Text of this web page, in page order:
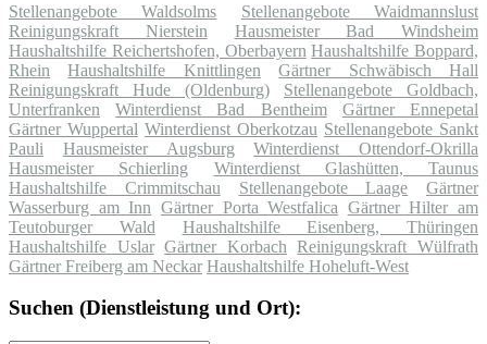
Stellenangebote Waldsolms
Stellenangebote Waidmannslust
Reinigungskraft Nierstein
Hausmeister Bad Windsheim
Haushaltshilfe Reichertshofen, Oberbayern Haushaltshilfe Boppard,
Rhein
Haushaltshilfe Knittlingen
Gärtner Schwäbisch Hall
Reinigungskraft Hude (Oldenburg)
Stellenangebote Goldbach,
Unterfranken
Winterdienst Bad Bentheim
Gärtner Ennepetal
Gärtner Wuppertal Winterdienst Oberkotzau Stellenangebote Sankt
Pauli
Hausmeister Augsburg
Winterdienst Ottendorf-Okrilla
Hausmeister Schierling
Winterdienst Glashütten, Taunus
Haushaltshilfe Crimmitschau
Stellenangebote Laage
Gärtner
Wasserburg am Inn Gärtner Porta Westfalica Gärtner Hilter am
Teutoburger Wald
Haushaltshilfe Eisenberg, Thüringen
Haushaltshilfe Uslar Gärtner Korbach
Reinigungskraft Wülfrath
Gärtner Freiberg am Neckar Haushaltshilfe Hoheluft-West
Suchen (Dienstleistung und Ort):